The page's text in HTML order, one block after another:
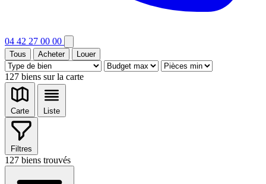
04 42 27 00 00
Tous Acheter Louer
127 biens sur la carte
Carte Liste
Filtres
127 biens trouvés